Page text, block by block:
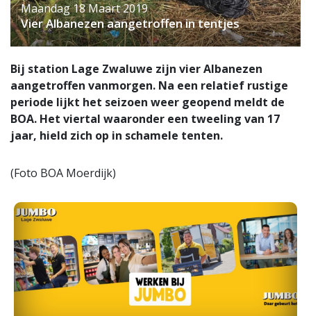
Maandag 18 Maart 2019
Vier Albanezen aangetroffen in tentjes
Bij station Lage Zwaluwe zijn vier Albanezen
aangetroffen vanmorgen. Na een relatief rustige
periode lijkt het seizoen weer geopend meldt de
BOA. Het viertal waaronder een tweeling van 17
jaar, hield zich op in schamele tenten.
(Foto BOA Moerdijk)